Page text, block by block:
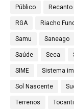
Público
RGA Riacho
Samu Saneago
Saúde Seca
SIME Sistema
Sol Nascente
Terrenos